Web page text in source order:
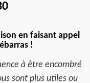
en faisant appel
!
à être encombré
sont plus utiles ou